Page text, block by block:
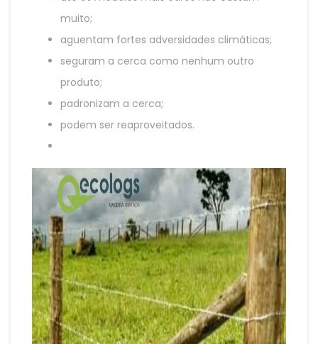
muito;
aguentam fortes adversidades climáticas;
seguram a cerca como nenhum outro
produto;
padronizam a cerca;
podem ser reaproveitados.